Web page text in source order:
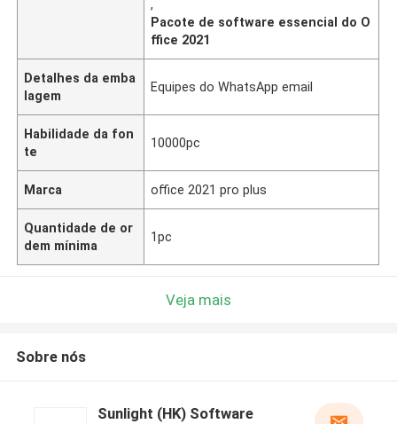
,
Pacote de software essencial do O
ffice 2021
Detalhes da emba
lagem
Equipes do WhatsApp email
Habilidade da fon
te
10000pc
Marca office 2021 pro plus
Quantidade de or
dem mínima
1pc
Veja mais
Sobre nós
Sunlight (HK) Software